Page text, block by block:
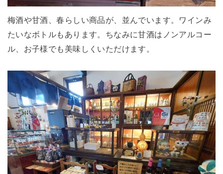
梅酒や甘酒、春らしい商品が、並んでいます。ワインみ
たいなボトルもあります。ちなみに甘酒はノンアルコー
ル、お子様でも美味しくいただけます。